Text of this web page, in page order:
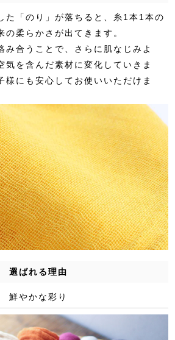
た「のり」が落ちると、糸1本1本の
の柔らかさが出てきます。
み合うことで、さらに肌なじみよ
気を含んだ素材に変化していきま
様にも安心してお使いいただけま
選ばれる理由
鮮やかな彩り